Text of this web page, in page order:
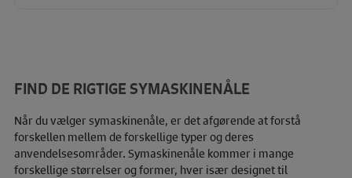
FIND DE RIGTIGE SYMASKINENÅLE
Når du vælger symaskinenåle, er det afgørende at forstå
forskellen mellem de forskellige typer og deres
anvendelsesområder. Symaskinenåle kommer i mange
forskellige størrelser og former, hver især designet til